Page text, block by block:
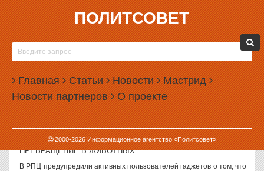
ПОЛИТСОВЕТ
Главная Статьи Новости Мастрид
Новости партнеров О проекте
2000-2026Информационное агентство «Политсовет»
18.12.2014, 18:07
ПРЕСС-КОНФЕРЕНЦИЯ ПУТИНА УДАРИЛА ПО КАДЫРОВУ
Единственным российским политиком и чиновником, в отношении
которого президент Путин во время своей пресс-конференции
допустил критические высказывания, оказался глава Чечни
Рамзан Кадыров. Путин...
18.12.2014, 17:45
ЧАПЛИН ПООБЕЩАЛ ВЛАДЕЛЬЦАМ ГАДЖЕТОВ
ПРЕВРАЩЕНИЕ В ЖИВОТНЫХ
В РПЦ предупредили активных пользователей гаджетов о том, что